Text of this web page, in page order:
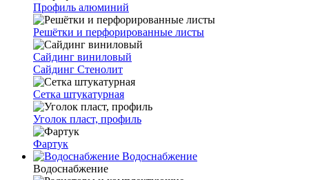
Профиль алюминий
Решётки и перфорированные листы
Сайдинг виниловый
Сайдинг Стенолит
Сетка штукатурная
Уголок пласт, профиль
Фартук
Водоснабжение
Водоснабжение